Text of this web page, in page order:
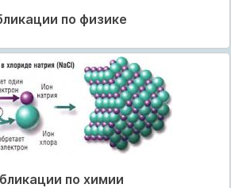
по физике
по химии